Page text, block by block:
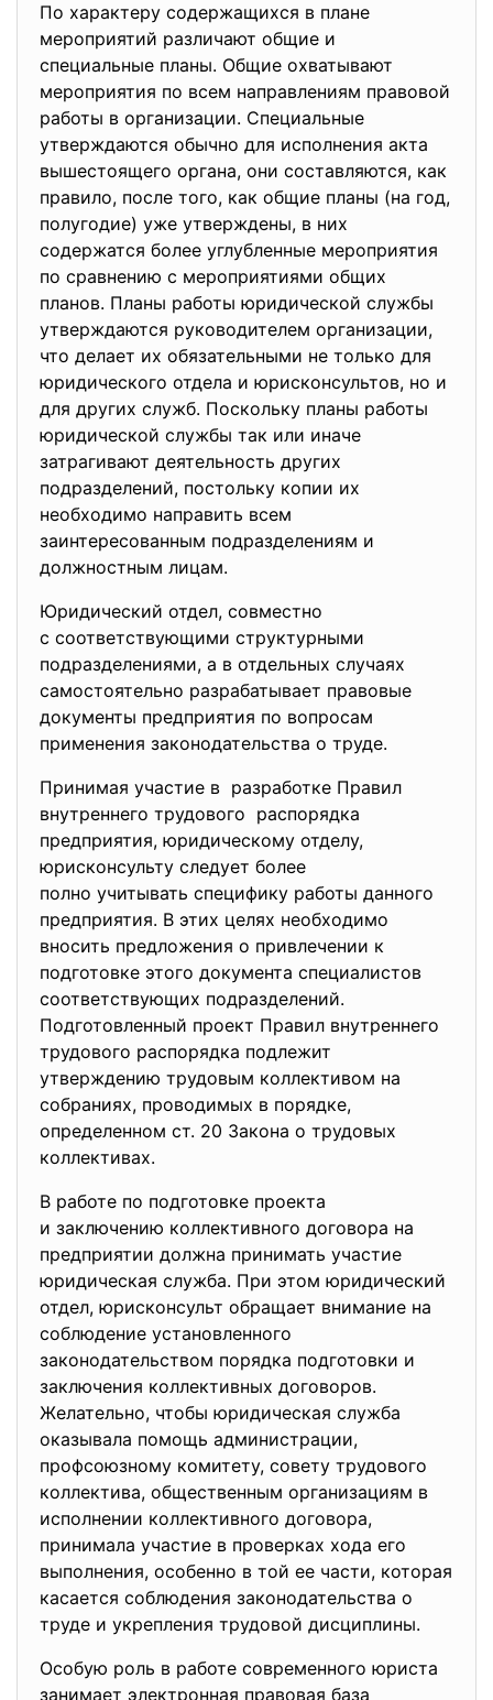
По характеру содержащихся в плане
мероприятий различают общие и
специальные планы. Общие охватывают
мероприятия по всем направлениям правовой
работы в организации. Специальные
утверждаются обычно для исполнения акта
вышестоящего органа, они составляются, как
правило, после того, как общие планы (на год,
полугодие) уже утверждены, в них
содержатся более углубленные мероприятия
по сравнению с мероприятиями общих
планов. Планы работы юридической службы
утверждаются руководителем организации,
что делает их обязательными не только для
юридического отдела и юрисконсультов, но и
для других служб. Поскольку планы работы
юридической службы так или иначе
затрагивают деятельность других
подразделений, постольку копии их
необходимо направить всем
заинтересованным подразделениям и
должностным лицам.
Юридический отдел, совместно
с соответствующими структурными
подразделениями, а в отдельных случаях
самостоятельно разрабатывает правовые
документы предприятия по вопросам
применения законодательства о труде.
Принимая участие в разработке Правил
внутреннего трудового распорядка
предприятия, юридическому отделу,
юрисконсульту следует более
полно учитывать специфику работы данного
предприятия. В этих целях необходимо
вносить предложения о привлечении к
подготовке этого документа специалистов
соответствующих подразделений.
Подготовленный проект Правил внутреннего
трудового распорядка подлежит
утверждению трудовым коллективом на
собраниях, проводимых в порядке,
определенном ст. 20 Закона о трудовых
коллективах.
В работе по подготовке проекта
и заключению коллективного договора на
предприятии должна принимать участие
юридическая служба. При этом юридический
отдел, юрисконсульт обращает внимание на
соблюдение установленного
законодательством порядка подготовки и
заключения коллективных договоров.
Желательно, чтобы юридическая служба
оказывала помощь администрации,
профсоюзному комитету, совету трудового
коллектива, общественным организациям в
исполнении коллективного договора,
принимала участие в проверках хода его
выполнения, особенно в той ее части, которая
касается соблюдения законодательства о
труде и укрепления трудовой дисциплины.
Особую роль в работе современного юриста
занимает электронная правовая база